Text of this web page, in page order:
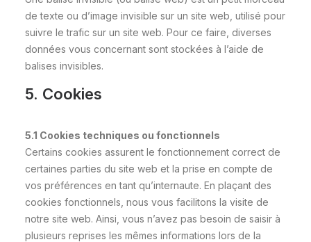
de texte ou d’image invisible sur un site web, utilisé pour
suivre le trafic sur un site web. Pour ce faire, diverses
données vous concernant sont stockées à l’aide de
balises invisibles.
5. Cookies
5.1 Cookies techniques ou fonctionnels
Certains cookies assurent le fonctionnement correct de
certaines parties du site web et la prise en compte de
vos préférences en tant qu’internaute. En plaçant des
cookies fonctionnels, nous vous facilitons la visite de
notre site web. Ainsi, vous n’avez pas besoin de saisir à
plusieurs reprises les mêmes informations lors de la